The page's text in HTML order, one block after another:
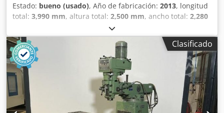
Estado: bueno (usado), Año de fabricación: 2013, longitud
total: 3,990 mm, altura total: 2,500 mm, ancho total: 2,280
, INGERSOLL CM SYSTEMS AOHD
AGILE OIL HOLE DRILL Equipada con: Control Siemens 840D
(2) cabezales de perforación Estantería para 20
herramientas Cono HSK 50A (2) Portabrocas de 3 garras de
7 (2) Contrapuntos (2) lunetas Sinfín de virutas
Transportador de virutas Colector de niebla Sistema
hidráulico Sistema de lubricación Q R 2 Compresor de aire
Especificaciones: Longitud máxima: 1050 mm (41,3")
Longitud mínima: 180,0 mm (7,1") Carrera máxima: 250,00
Clasificado